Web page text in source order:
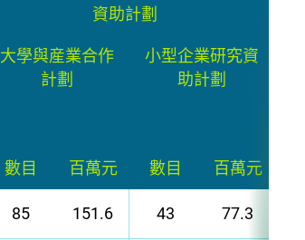
資助計劃
大學與産業合作
計劃
小型企業研究資
助計劃
數目 百萬元 數目 百萬元
85 151.6 43 77.3